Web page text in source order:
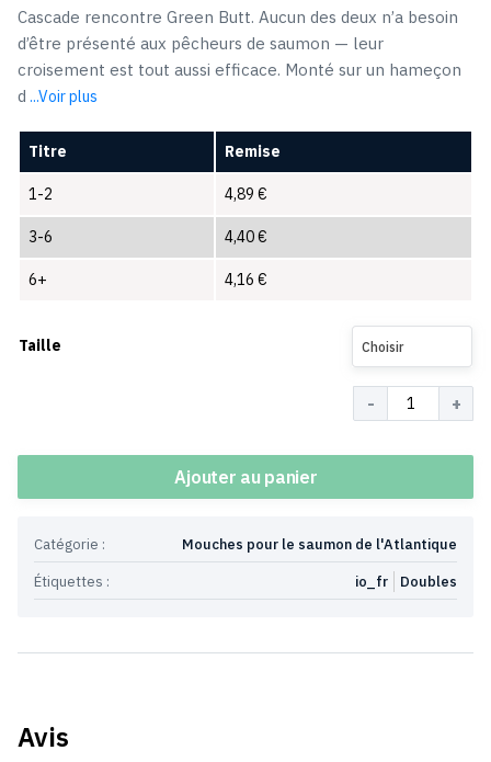
Cascade rencontre Green Butt. Aucun des deux n’a besoin
d’être présenté aux pêcheurs de saumon — leur
croisement est tout aussi efficace. Monté sur un hameçon
d ...Voir plus
Titre Remise
1-2 4,89 €
3-6 4,40€
6+ 4,16 €
Taille Choisir
Ajouter au panier
Catégorie :
Mouches pour le saumon de l'Atlantique
Étiquettes :
Doubles
io_fr
Avis